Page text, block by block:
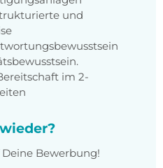
und
im 2-
Bewerbung!